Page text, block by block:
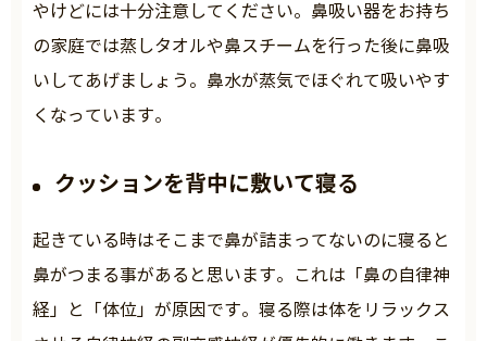
やけどには十分注意してください。鼻吸い器をお持ち
の家庭では蒸しタオルや鼻スチームを行った後に鼻吸
いしてあげましょう。鼻水が蒸気でほぐれて吸いやす
くなっています。
クッションを背中に敷いて寝る
起きている時はそこまで鼻が詰まってないのに寝ると
鼻がつまる事があると思います。これは「鼻の自律神
経」と「体位」が原因です。寝る際は体をリラックス